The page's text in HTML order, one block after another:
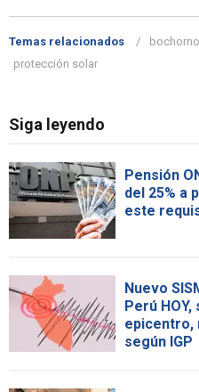
Temas relacionados bochorno
protección solar
Siga leyendo
Pensión
del 25% a
este
Nuevo
Perú
epicentro,
según IGP